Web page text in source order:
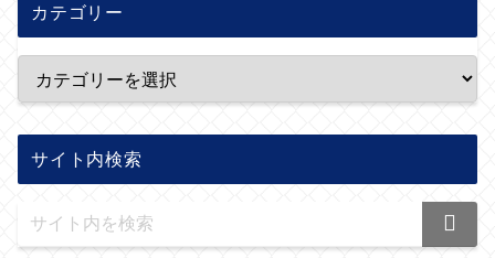
カテゴリー
サイト内検索